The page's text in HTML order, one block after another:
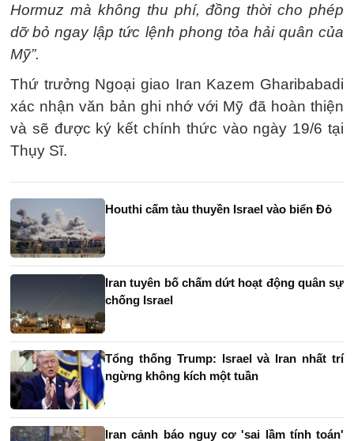
Hormuz mà không thu phí, đồng thời cho phép
dỡ bỏ ngay lập tức lệnh phong tỏa hải quân của
Mỹ”.
Thứ trưởng Ngoại giao Iran Kazem Gharibabadi
xác nhận văn bản ghi nhớ với Mỹ đã hoàn thiện
và sẽ được ký kết chính thức vào ngày 19/6 tại
Thụy Sĩ.
Houthi cấm tàu ​​thuyền Israel vào biển Đỏ
Iran tuyên bố chấm dứt hoạt động quân sự
chống Israel
Tổng thống Trump: Israel và Iran nhất trí
ngừng không kích một tuần
Iran cảnh báo nguy cơ 'sai lầm tính toán'